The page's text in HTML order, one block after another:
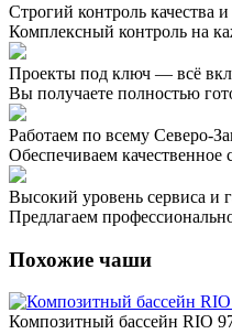
Строгий контроль качества
Комплексный контроль на
Проекты под ключ — всё
Вы получаете полностью
Работаем по всему Северо-
Обеспечиваем
Высокий уровень сервиса и
Предлагаем
Похожие чаши
Композитный бассейн RIO